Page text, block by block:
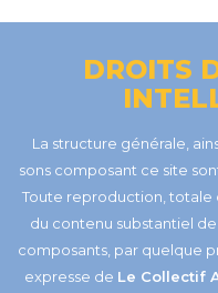
DROITS
La structure générale,
sons composant ce site
Toute reproduction,
du contenu substantiel
composants, par quelque
expresse de Le Collectif